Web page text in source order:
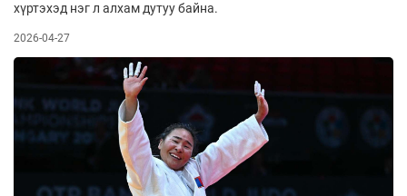
хүртэхэд нэг л алхам дутуу байна.
2026-04-27